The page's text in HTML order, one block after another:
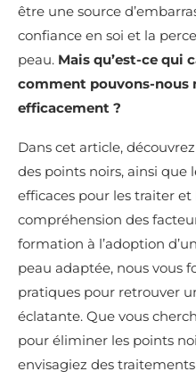
être une source
confiance en soi et la
peau. Mais qu’est-ce qui
comment pouvons-nous
efficacement ?
Dans cet article,
des points noirs, ainsi que
efficaces pour les traiter et
compréhension des
formation à l’adoption
peau adaptée, nous vous
pratiques pour retrouver
éclatante. Que vous
pour éliminer les points
envisagiez des